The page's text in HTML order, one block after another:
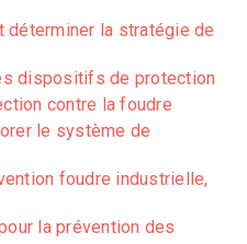
déterminer la stratégie de
dispositifs de protection
contre la foudre
le système de
foudre industrielle,
la prévention des